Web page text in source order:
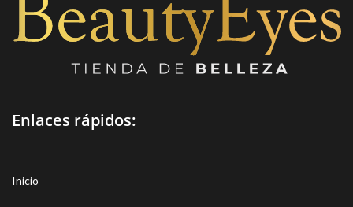
Enlaces rápidos:
Inicio